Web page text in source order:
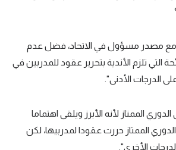
مع مصدر مسؤول في الاتحاد، فضل عدم
التي تلزم الأندية بتحرير عقود للمدربين في
الدرجات الأدنى".
الممتاز لأنه الأبرز ويلقى اهتماما
الدوري الممتاز حررت عقودا لمدربيها، لكن
الأخرى".